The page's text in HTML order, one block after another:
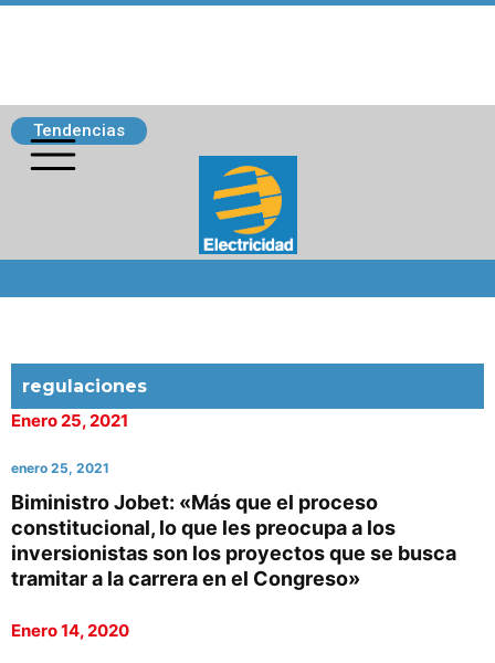
Tendencias
regulaciones
Enero 25, 2021
enero 25, 2021
Biministro Jobet: «Más que el proceso
constitucional, lo que les preocupa a los
inversionistas son los proyectos que se busca
tramitar a la carrera en el Congreso»
Enero 14, 2020